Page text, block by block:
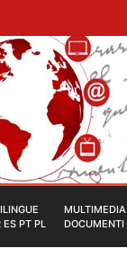
ES PT PL
MULTIMEDIA
DOCUMENTI